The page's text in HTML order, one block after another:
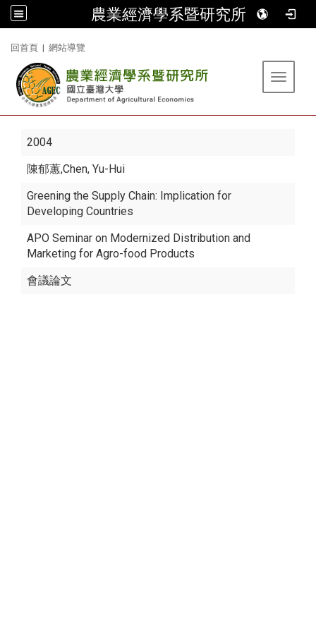
農業經濟學系暨研究所
回首頁 | 網站導覽
Toggle
2004
陳郁蕙,Chen, Yu-Hui
Greening the Supply Chain: Implication for
Developing Countries
APO Seminar on Modernized Distribution and
Marketing for Agro-food Products
會議論文